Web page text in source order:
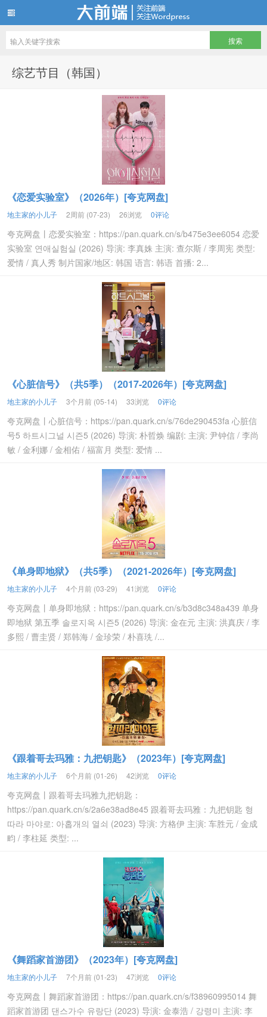
综艺节目（韩国）
《恋爱实验室》（2026年）[夸克网盘]
地主家的小儿子 2周前 (07-23) 26浏览 0评论
夸克网盘丨恋爱实验室：https://pan.quark.cn/s/b475e3ee6054 恋爱
实验室 연애실험실 (2026) 导演: 李真姝 主演: 查尔斯 / 李周宪 类型:
爱情 / 真人秀 制片国家/地区: 韩国 语言: 韩语 首播: 2...
《心脏信号》（共5季）（2017-2026年）[夸克网盘]
地主家的小儿子 3个月前 (05-14) 33浏览 0评论
夸克网盘丨心脏信号：https://pan.quark.cn/s/76de290453fa 心脏信
号5 하트시그널 시즌5 (2026) 导演: 朴哲焕 编剧: 主演: 尹钟信 / 李尚
敏 / 金利娜 / 金相佑 / 福富月 类型: 爱情 ...
《单身即地狱》（共5季）（2021-2026年）[夸克网盘]
地主家的小儿子 4个月前 (03-29) 41浏览 0评论
夸克网盘丨单身即地狱：https://pan.quark.cn/s/b3d8c348a439 单身
即地狱 第五季 솔로지옥 시즌5 (2026) 导演: 金在元 主演: 洪真庆 / 李
多熙 / 曹圭贤 / 郑韩海 / 金珍荣 / 朴喜珗 /...
《跟着哥去玛雅：九把钥匙》（2023年）[夸克网盘]
地主家的小儿子 6个月前 (01-26) 42浏览 0评论
夸克网盘丨跟着哥去玛雅九把钥匙：
https://pan.quark.cn/s/2a6e38ad8e45 跟着哥去玛雅：九把钥匙 형
따라 마야로: 아홉개의 열쇠 (2023) 导演: 方格伊 主演: 车胜元 / 金成
畇 / 李柱延 类型: ...
《舞蹈家首游团》（2023年）[夸克网盘]
地主家的小儿子 7个月前 (01-23) 47浏览 0评论
夸克网盘丨舞蹈家首游团：https://pan.quark.cn/s/f38960995014 舞
蹈家首游团 댄스가수 유랑단 (2023) 导演: 金泰浩 / 강령미 主演: 李